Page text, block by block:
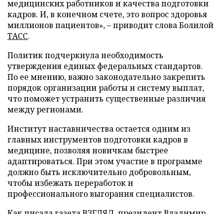
медицинских работников и качества подготовки
кадров. И, в конечном счете, это вопрос здоровья
миллионов пациентов», – приводит слова Болилой
ТАСС.
Политик подчеркнула необходимость
утверждения единых федеральных стандартов.
По ее мнению, важно законодательно закрепить
порядок организации работы и систему выплат,
что поможет устранить существенные различия
между регионами.
Институт наставничества остается одним из
главных инструментов подготовки кадров в
медицине, позволяя новичкам быстрее
адаптироваться. При этом участие в программе
должно быть исключительно добровольным,
чтобы избежать переработок и
профессионального выгорания специалистов.